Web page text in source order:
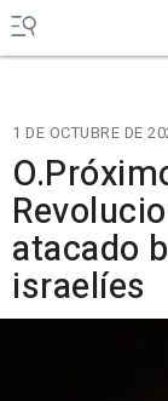
1 DE OCTUBRE DE
atacado
israelíes